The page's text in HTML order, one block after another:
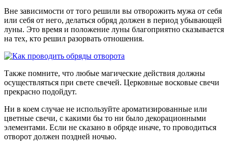
Вне зависимости от того решили вы отворожить мужа от себя
или себя от него, делаться обряд должен в период убывающей
луны. Это время и положение луны благоприятно сказывается
на тех, кто решил разорвать отношения.
Также помните, что любые магические действия должны
осуществляться при свете свечей. Церковные восковые свечи
прекрасно подойдут.
Ни в коем случае не используйте ароматизированные или
цветные свечи, с какими бы то ни было декорационными
элементами. Если не сказано в обряде иначе, то проводиться
отворот должен поздней ночью.